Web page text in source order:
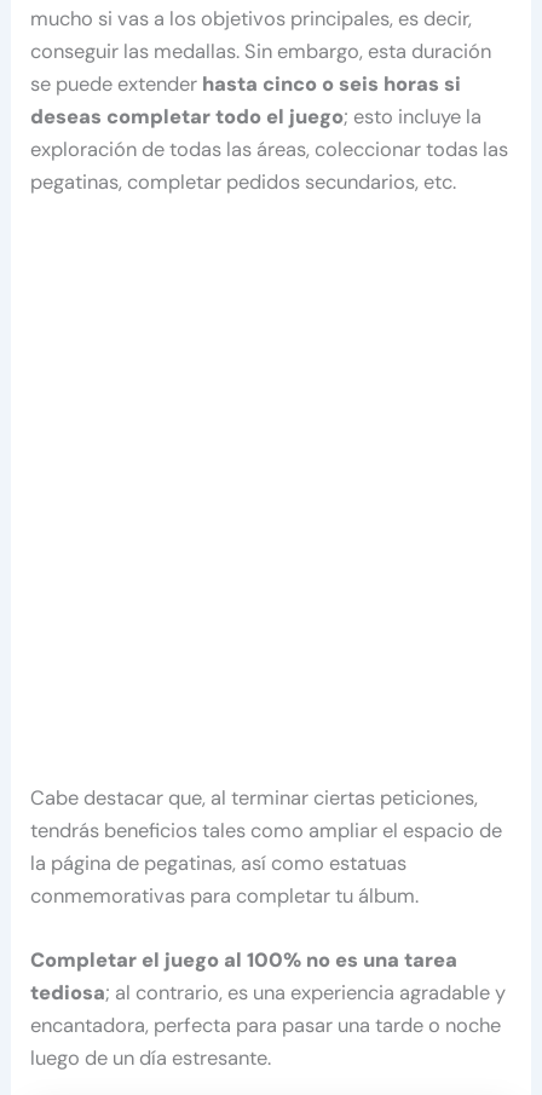
mucho si vas a los objetivos principales, es decir,
conseguir las medallas. Sin embargo, esta duración
se puede extender hasta cinco o seis horas si
deseas completar todo el juego; esto incluye la
exploración de todas las áreas, coleccionar todas las
pegatinas, completar pedidos secundarios, etc.
Cabe destacar que, al terminar ciertas peticiones,
tendrás beneficios tales como ampliar el espacio de
la página de pegatinas, así como estatuas
conmemorativas para completar tu álbum.
Completar el juego al 100% no es una tarea
tediosa; al contrario, es una experiencia agradable y
encantadora, perfecta para pasar una tarde o noche
luego de un día estresante.